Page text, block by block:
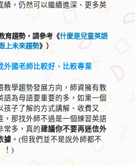
績，仍然可以繼續進深、更多英
育趨勢，請參考《什麼是兒童英語
上未來趨勢》）
外國老師比較好、比較專業
教學趨勢發展方向，師資擁有教
語為母語要重要的多，如果一個
子了解的方式講解、收費又
，那找外師不過是一個練習英語
常多，真的建議你不要再迷信外
據 。(但我們並不是說外師都不
！)